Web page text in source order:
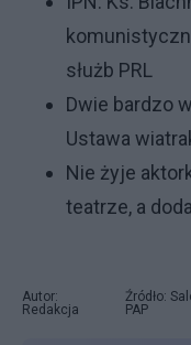
służb PRL
Dwie bardzo
Ustawa
Nie żyje
teatrze, a
Autor:
Redakcja
Źródło:
PAP